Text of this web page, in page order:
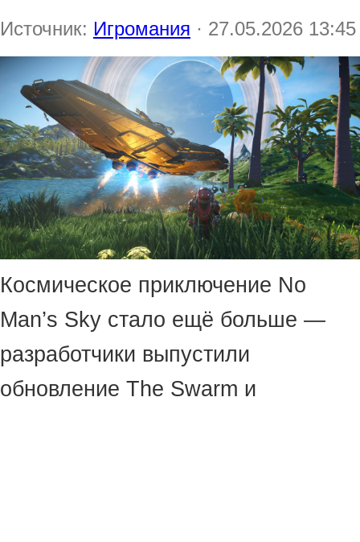
Источник: Игромания · 27.05.2026 13:45
Космическое приключение No
Man’s Sky стало ещё больше —
разработчики выпустили
обновление The Swarm и